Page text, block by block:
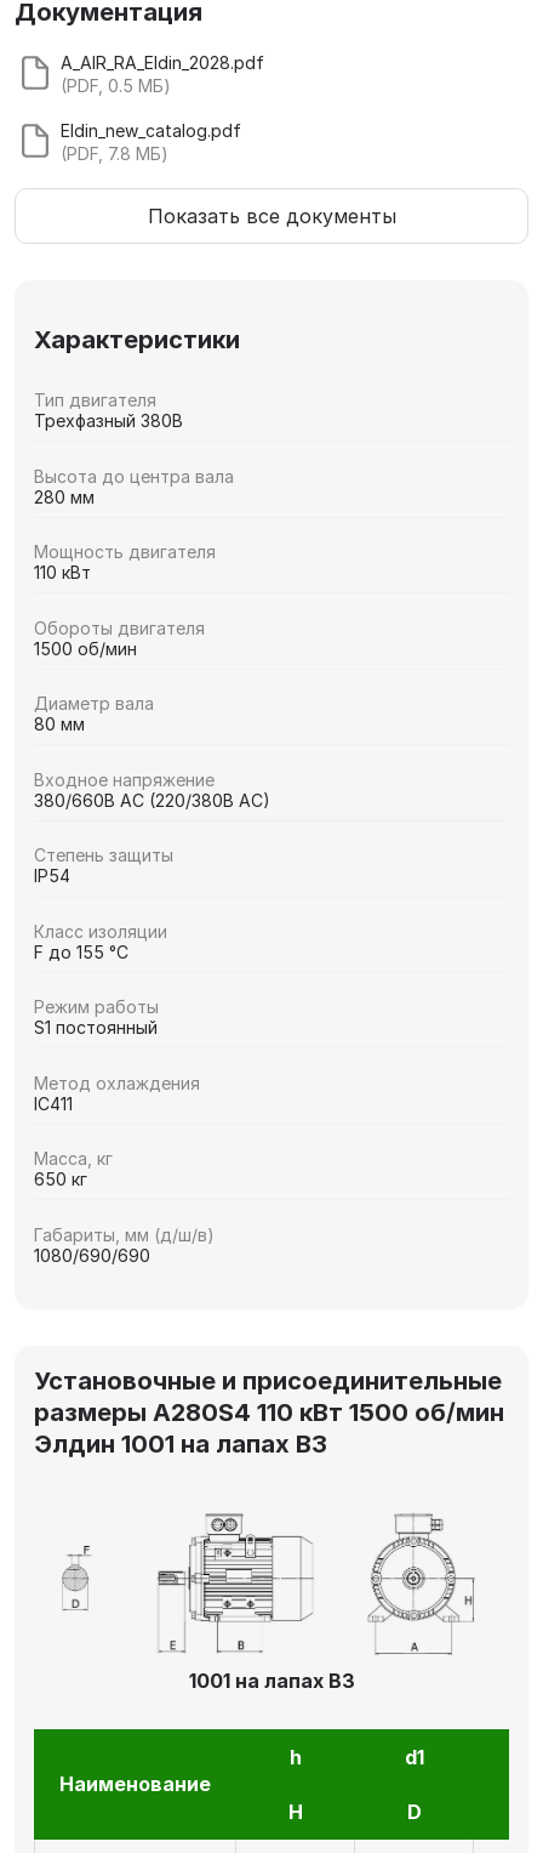
Документация
A_AIR_RA_Eldin_2028.pdf
(PDF, 0.5 МБ)
Eldin_new_catalog.pdf
(PDF, 7.8 МБ)
Показать все документы
Характеристики
Тип двигателя
Трехфазный 380В
Высота до центра вала
280 мм
Мощность двигателя
110 кВт
Обороты двигателя
1500 об/мин
Диаметр вала
80 мм
Входное напряжение
380/660В AC (220/380В AC)
Степень защиты
IP54
Класс изоляции
F до 155 °C
Режим работы
S1 постоянный
Метод охлаждения
IC411
Масса, кг
650 кг
Габариты, мм (д/ш/в)
1080/690/690
Установочные и присоединительные
размеры А280S4 110 кВт 1500 об/мин
Элдин 1001 на лапах В3
1001 на лапах В3
Наименование
h d1
H D